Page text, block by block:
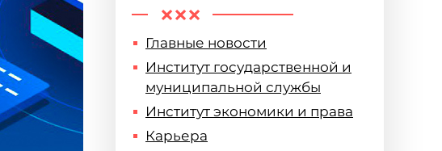
Главные новости
Институт государственной и
муниципальной службы
Институт экономики и права
Карьера